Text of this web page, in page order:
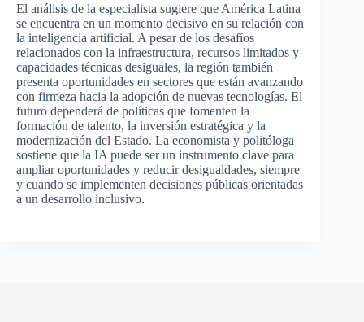
El análisis de la especialista sugiere que América Latina
se encuentra en un momento decisivo en su relación con
la inteligencia artificial. A pesar de los desafíos
relacionados con la infraestructura, recursos limitados y
capacidades técnicas desiguales, la región también
presenta oportunidades en sectores que están avanzando
con firmeza hacia la adopción de nuevas tecnologías. El
futuro dependerá de políticas que fomenten la
formación de talento, la inversión estratégica y la
modernización del Estado. La economista y politóloga
sostiene que la IA puede ser un instrumento clave para
ampliar oportunidades y reducir desigualdades, siempre
y cuando se implementen decisiones públicas orientadas
a un desarrollo inclusivo.